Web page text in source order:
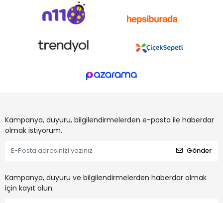
Kampanya, duyuru, bilgilendirmelerden e-posta ile haberdar
olmak istiyorum.
Gönder
Kampanya, duyuru ve bilgilendirmelerden haberdar olmak
için kayıt olun.